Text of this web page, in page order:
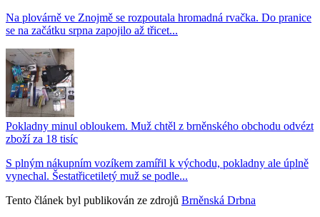
Na plovárně ve Znojmě se rozpoutala hromadná rvačka. Do pranice
se na začátku srpna zapojilo až třicet...
Pokladny minul obloukem. Muž chtěl z brněnského obchodu odvézt
zboží za 18 tisíc
S plným nákupním vozíkem zamířil k východu, pokladny ale úplně
vynechal. Šestatřicetiletý muž se podle...
Tento článek byl publikován ze zdrojů Brněnská Drbna